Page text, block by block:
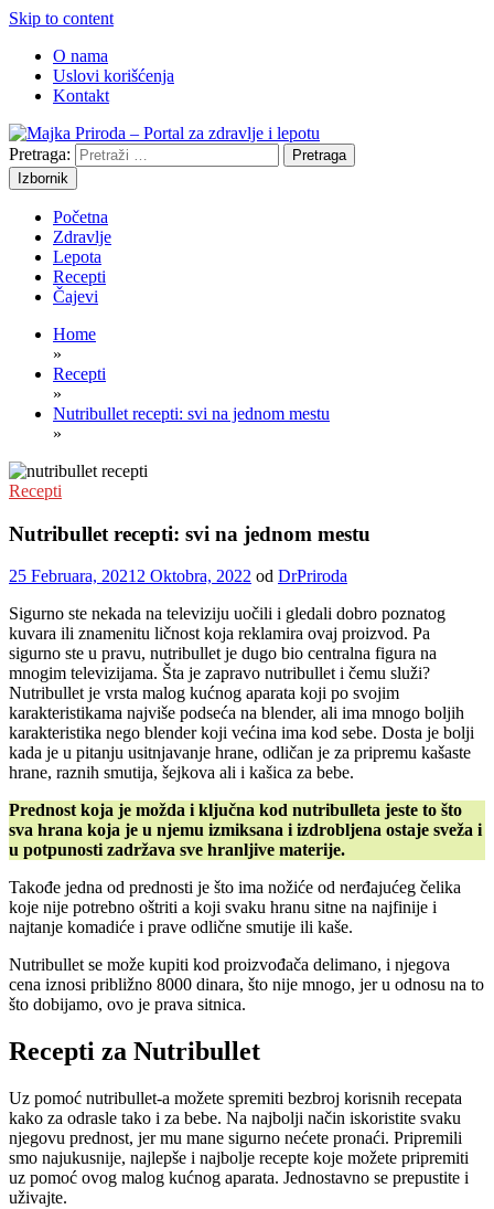
Skip to content
O nama
Uslovi korišćenja
Kontakt
Majka Priroda – Portal za zdravlje i
lepotu
Prirodni recepti za vaše zdravlje
Pretraga:
Izbornik
Početna
Zdravlje
Lepota
Recepti
Čajevi
Home
»
Recepti
»
Nutribullet recepti: svi na jednom mestu
»
Recepti
Nutribullet recepti: svi na jednom mestu
25 Februara, 20212 Oktobra, 2022 od DrPriroda
Sigurno ste nekada na televiziju uočili i gledali dobro poznatog
kuvara ili znamenitu ličnost koja reklamira ovaj proizvod. Pa
sigurno ste u pravu, nutribullet je dugo bio centralna figura na
mnogim televizijama. Šta je zapravo nutribullet i čemu služi?
Nutribullet je vrsta malog kućnog aparata koji po svojim
karakteristikama najviše podseća na blender, ali ima mnogo boljih
karakteristika nego blender koji većina ima kod sebe. Dosta je bolji
kada je u pitanju usitnjavanje hrane, odličan je za pripremu kašaste
hrane, raznih smutija, šejkova ali i kašica za bebe.
Prednost koja je možda i ključna kod nutribulleta jeste to što
sva hrana koja je u njemu izmiksana i izdrobljena ostaje sveža i
u potpunosti zadržava sve hranljive materije.
Takođe jedna od prednosti je što ima nožiće od nerđajućeg čelika
koje nije potrebno oštriti a koji svaku hranu sitne na najfinije i
najtanje komadiće i prave odlične smutije ili kaše.
Nutribullet se može kupiti kod proizvođača delimano, i njegova
cena iznosi približno 8000 dinara, što nije mnogo, jer u odnosu na to
što dobijamo, ovo je prava sitnica.
Recepti za Nutribullet
Uz pomoć nutribullet-a možete spremiti bezbroj korisnih recepata
kako za odrasle tako i za bebe. Na najbolji način iskoristite svaku
njegovu prednost, jer mu mane sigurno nećete pronaći. Pripremili
smo najukusnije, najlepše i najbolje recepte koje možete pripremiti
uz pomoć ovog malog kućnog aparata. Jednostavno se prepustite i
uživajte.